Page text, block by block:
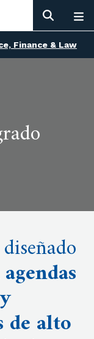
Finance & Law
de alto